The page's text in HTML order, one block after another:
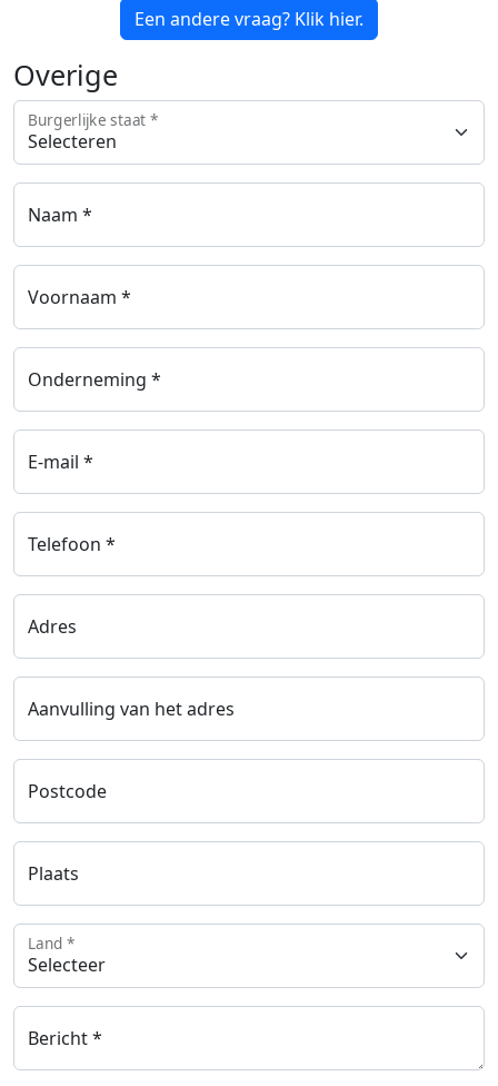
Een andere vraag? Klik hier.
Overige
Burgerlijke staat *
Naam *
Voornaam *
Onderneming *
E-mail *
Telefoon *
Adres
Aanvulling van het adres
Postcode
Plaats
Land *
Bericht *